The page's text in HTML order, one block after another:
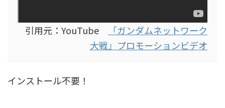
引用元：YouTube
「ガンダムネットワーク
大戦」プロモーションビデオ
インストール不要！